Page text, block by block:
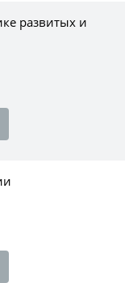
развитых и